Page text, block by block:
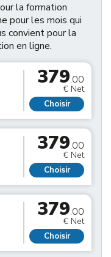
la formation
pour les mois qui
convient pour la
en ligne.
379.00
€ Net
Choisir
379.00
€ Net
Choisir
379.00
€ Net
Choisir